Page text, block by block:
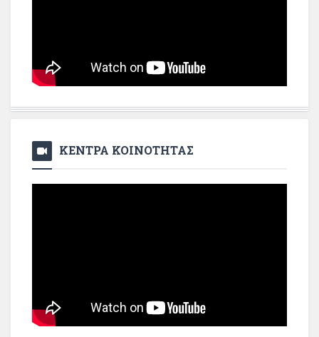
ΚΕΝΤΡΑ ΚΟΙΝΟΤΗΤΑΣ